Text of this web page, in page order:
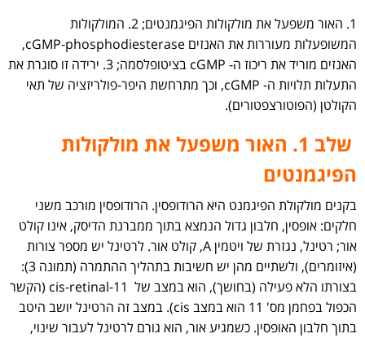
1. האור משפעל את מולקולות הפיגמנטים; 2. המולקולות
המשופעלות מעוררות את האנזים cGMP-phosphodiesterase,
האנזים מוריד את ריכוז ה- cGMP בציטופלסמה; 3. ירידה זו סוגרת את
התעלות תלויות ה- cGMP, וכך מתרחשת היפר-פולריזציה של תאי
הקולטן (הפוטורצפטורים).
שלב 1. האור משפעל את מולקולות
הפיגמנטים
בקנים מולקולת הפיגמנט היא הרודופסין. הרודופסין מורכב משני
חלקים: אופסין, חלבון גדול הנמצא בתוך ממברנת הדיסק, אינו קולט
אור; רטינל, נגזרת של ויטמין A, קולט אור. לרטינל יש מספר צורות
(איזומרים), ולשתיים מהן יש חשיבות בתהליך ההתמרה (תמונה 3):
בצורתו הלא פעילה (בחושך), הוא במצב של 11-cis-retinal (הקשר
הכפול בפחמן מס' 11 הוא במצב cis). במצב זה הרטינל יושב היטב
בתוך חלבון האופסין. כשמגיע אור, הוא גורם לרטינל לעבור שינוי,